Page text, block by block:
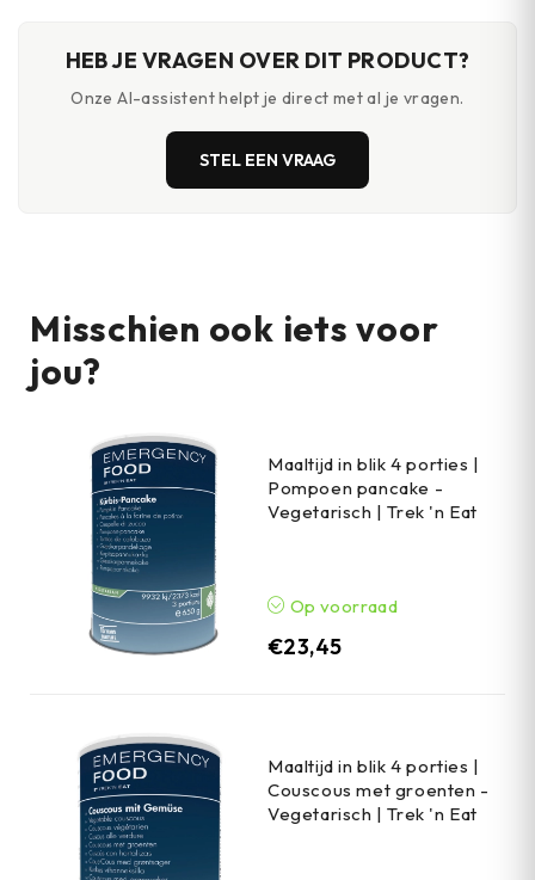
HEB JE VRAGEN OVER DIT PRODUCT?
Onze AI-assistent helpt je direct met al je vragen.
STEL EEN VRAAG
Misschien ook iets voor
jou?
Maaltijd in blik 4 porties |
Pompoen pancake -
Vegetarisch | Trek 'n Eat
Op voorraad
€23,45
Maaltijd in blik 4 porties |
Couscous met groenten -
Vegetarisch | Trek 'n Eat